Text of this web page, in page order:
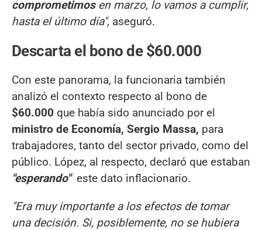
comprometimosen marzo, lo vamos a cumplir,
hasta el último día", aseguró.
Descarta el bono de $60.000
Con este panorama, la funcionaria también
analizó el contexto respecto al bono de
$60.000 que había sido anunciado por el
ministro de Economía, Sergio Massa, para
trabajadores, tanto del sector privado, como del
público. López, al respecto, declaró que estaban
"esperando" este dato inflacionario.
"Era muy importante a los efectos de tomar
una decisión. Si, posiblemente, no se hubiera